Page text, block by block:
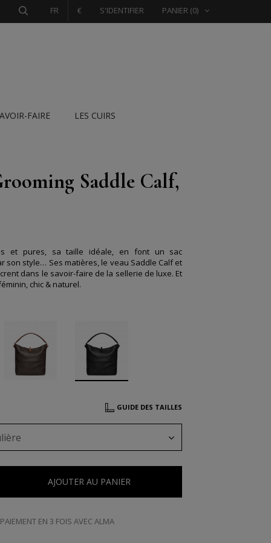
PANIER (0)
S'IDENTIFIER
€
FR
FAIRE LES CUIRS
Saddle Calf,
et pures, sa taille idéale, en font un sac
son style… Ses matières, le veau Saddle Calf et
dans le savoir-faire de la sellerie de luxe. Et
chic & naturel.
GUIDE DES TAILLES
AJOUTER AU PANIER
PAIEMENT EN 3 FOIS AVEC ALMA